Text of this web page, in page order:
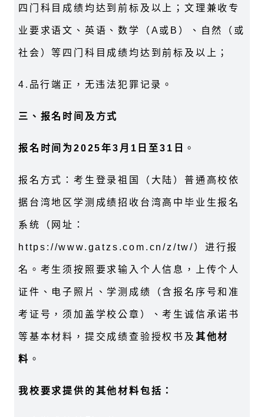
四门科目成绩均达到前标及以上；文理兼收专
业要求语文、英语、数学（A或B）、自然（或
社会）等四门科目成绩均达到前标及以上；
4. 品行端正，无违法犯罪记录。
三、报名时间及方式
报名时间为2025年3月1日至31日 。
报名方式：考生登录祖国（大陆）普通高校依
据台湾地区学测成绩招收台湾高中毕业生报名
系统（网址：
https://www.gatzs.com.cn/z/tw/）进行报
名。考生须按照要求输入个人信息，上传个人
证件、电子照片、学测成绩（含报名序号和准
考证号，须加盖学校公章）、考生诚信承诺书
等基本材料，提交成绩查验授权书及 其他材
料 。
我校要求提供的其他材料包括：